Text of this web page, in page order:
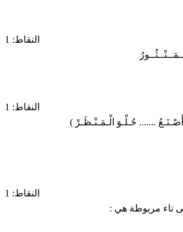
النقاط: 1
النقاط: 1
....... حُـلْـوَ الْـمَـنْـظَـرْ )
النقاط: 1
تاء مربوطة هي :